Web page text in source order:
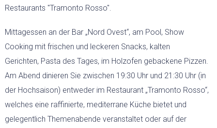
Restaurants "Tramonto Rosso".
Mittagessen an der Bar „Nord Ovest“, am Pool, Show
Cooking mit frischen und leckeren Snacks, kalten
Gerichten, Pasta des Tages, im Holzofen gebackene Pizzen.
Am Abend dinieren Sie zwischen 19:30 Uhr und 21:30 Uhr (in
der Hochsaison) entweder im Restaurant „Tramonto Rosso“,
welches eine raffinierte, mediterrane Küche bietet und
gelegentlich Themenabende veranstaltet oder auf der